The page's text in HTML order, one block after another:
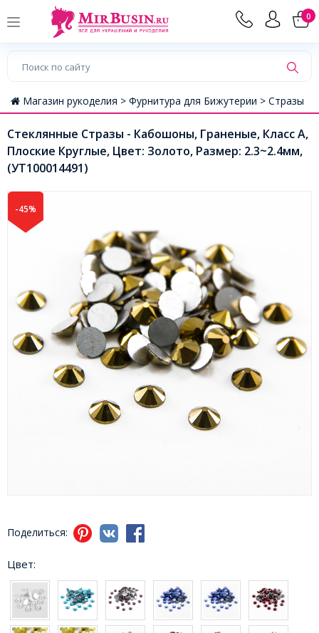
0
Магазин рукоделия > Фурнитура для Бижутерии > Стразы
Стеклянные Стразы - Кабошоны, Граненые, Класс А,
Плоские Круглые, Цвет: Золото, Размер: 2.3~2.4мм,
(УТ100014491)
-45%
Поделиться:
Цвет: